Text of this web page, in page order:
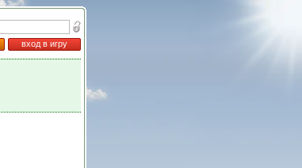
вход в игру